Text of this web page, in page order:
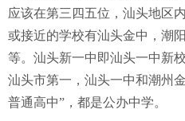
应该在第三四五位，汕头地区
或接近的学校有汕头金中，潮
等。汕头新一中即汕头一中新
汕头市第一，汕头一中和潮州
普通高中”，都是公办中学。